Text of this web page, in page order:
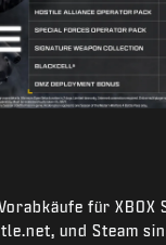
für XBOX
und Steam